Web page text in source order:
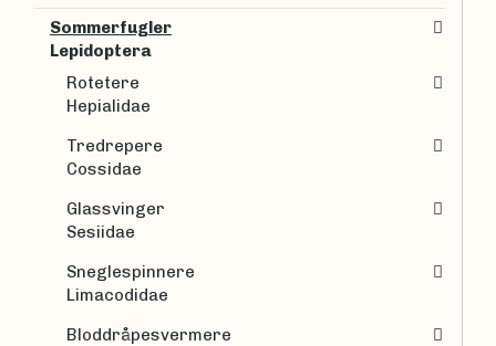
Sommerfugler
Lepidoptera
Rotetere
Hepialidae
Tredrepere
Cossidae
Glassvinger
Sesiidae
Sneglespinnere
Limacodidae
Bloddråpesvermere